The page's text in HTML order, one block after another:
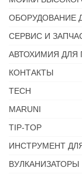
ОБОРУДОВАНИЕ
СЕРВИС И
АВТОХИМИЯ ДЛЯ
КОНТАКТЫ
TECH
MARUNI
TIP-TOP
ИНСТРУМЕНТ
ВУЛКАНИЗАТОРЫ